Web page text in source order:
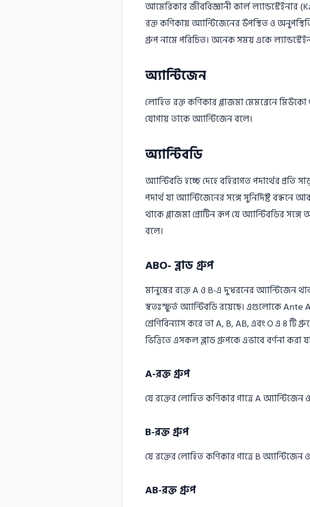
আমেরিকার জীববিজ্ঞানীকার্ল ল্যান্ডস্টেইনার
রক্ত কণিকায় অ্যান্টিজেনের উপস্থিত ও
গ্রুপ নামে পরিচিত। অনেক সময় একে
অ্যান্টিজেন
লােহিত রক্ত কণিকার প্লাজমা মেমব্রেনে
যােগায় তাকে অ্যান্টিজেন বলে।
অ্যান্টিবডি
অ্যান্টিবডি হচ্ছে দেহে বহিরাগত পদার্থের প্রতি
পদার্থ যা অ্যান্টিজেনের সঙ্গে সুনির্দিষ্ট বন্ধনে
থাকে প্লাজমা প্রােটিন রূপ যে অ্যান্টিবডির
বলে।
ABO- ব্লাড গ্রুপ
মানুষের রক্তে A ও B-এ দু’ধরনের অ্যান্টিজেন
স্বতঃস্ফুর্ত অ্যান্টিবডি রয়েছে। এগুলােকে Ante
শ্রেণিবিন্যাস করে তা A, B, AB, এবং O এ ৪ টি
ভিত্তিতে এসকল ব্লাড গ্রুপকে এভাবে বর্ণনা করা
A-রক্ত গ্রুপ
যে রক্তের লোহিত কণিকার গাত্রে A অ্যান্টিজেন
B-রক্ত গ্রুপ
যে রক্তের লোহিত কণিকার গাত্রে B অ্যান্টিজেন
AB-রক্ত গ্রুপ